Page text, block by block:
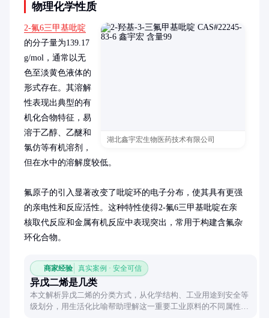
物理化学性质
湖北鑫宇宏生物医药技术有限公司
2-氟6三甲基吡啶
的分子量为139.17
g/mol，通常以无
色至淡黄色液体的
形式存在。其溶解
性表现出典型的有
机化合物特征，易
溶于乙醇、乙醚和
氯仿等有机溶剂，
但在水中的溶解度较低。
氟原子的引入显著改变了吡啶环的电子分布，使其具有更强
的亲电性和反应活性。这种特性使得2-氟6三甲基吡啶在亲
核取代反应和金属有机反应中表现突出，常用于构建含氟杂
环化合物。
商家经验 真实案例 · 安全可信
异戊二烯是几类
本文解析异戊二烯的分类方式，从化学结构、工业用途到安全等
级划分，用生活化比喻帮助理解这一重要工业原料的不同属性分